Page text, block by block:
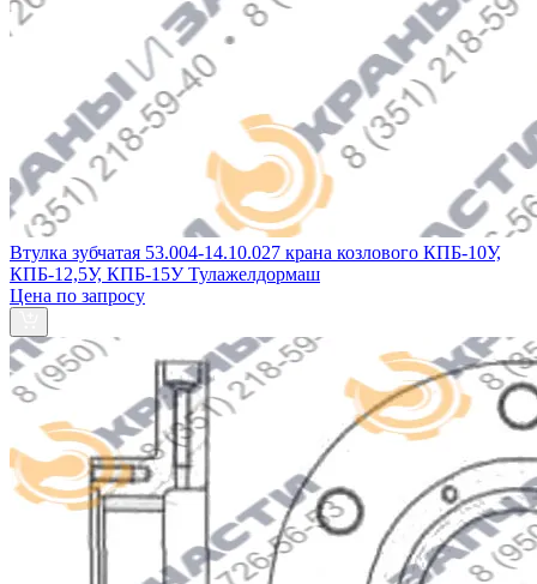
Втулка зубчатая 53.004-14.10.027 крана козлового КПБ-10У,
КПБ-12,5У, КПБ-15У Тулажелдормаш
Цена по запросу